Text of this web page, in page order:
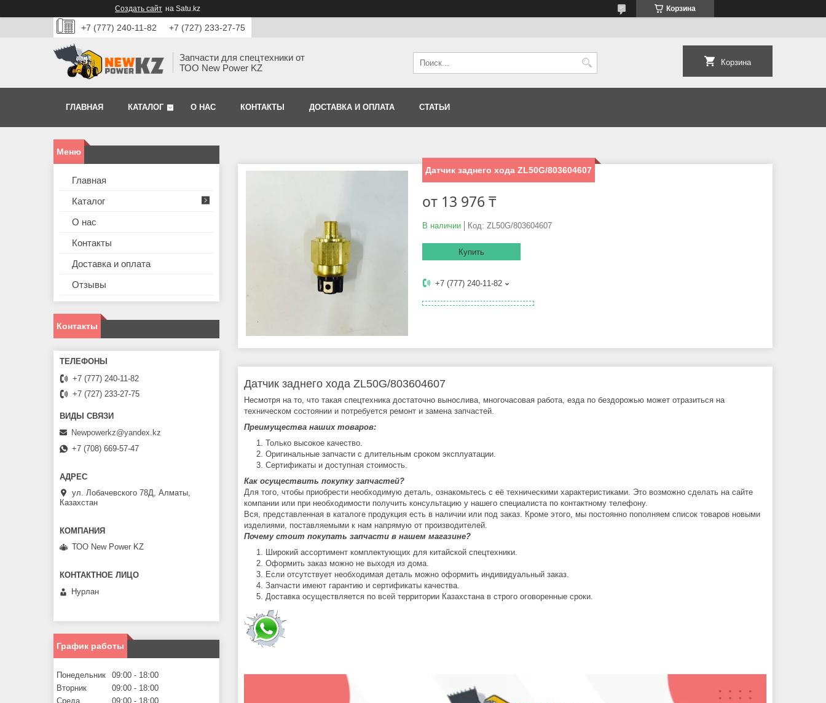
Создать сайт на Satu.kz Корзина
+7 (777) 240-11-82 +7 (727) 233-27-75
Запчасти для спецтехники от
ТОО New Power KZ
Корзина
ГЛАВНАЯ КАТАЛОГ О НАС КОНТАКТЫ ДОСТАВКА И ОПЛАТА СТАТЬИ
Датчик заднего хода ZL50G/803604607
от 13 976 ₸
В наличии Код: ZL50G/803604607
Купить
+7 (777) 240-11-82
Датчик заднего хода ZL50G/803604607
Несмотря на то, что такая спецтехника достаточно вынослива, многочасовая работа, езда по бездорожью может отразиться на
техническом состоянии и потребуется ремонт и замена запчастей.
Преимущества наших товаров:
Только высокое качество.
Оригинальные запчасти с длительным сроком эксплуатации.
Сертификаты и доступная стоимость.
Как осуществить покупку запчастей?
Для того, чтобы приобрести необходимую деталь, ознакомьтесь с её техническими характеристиками. Это возможно сделать на сайте
компании или при необходимости получить консультацию у нашего специалиста по контактному телефону.
Вся, представленная в каталоге продукция есть в наличии или под заказ. Кроме этого, мы постоянно пополняем список товаров новыми
изделиями, поставляемыми к нам напрямую от производителей.
Почему стоит покупать запчасти в нашем магазине?
Широкий ассортимент комплектующих для китайской спецтехники.
Оформить заказ можно не выходя из дома.
Если отсутствует необходимая деталь можно оформить индивидуальный заказ.
Запчасти имеют гарантию и сертификаты качества.
Доставка осуществляется по всей территории Казахстана в строго оговоренные сроки.
Главная
Каталог
О нас
Контакты
Доставка и оплата
Отзывы
Контакты
+7 (777) 240-11-82
+7 (727) 233-27-75
Newpowerkz@yandex.kz
+7 (708) 669-57-47
ул. Лобачевского 78Д, Алматы,
Казахстан
ТОО New Power KZ
Нурлан
График работы
Понедельник 09:00
18:00
Вторник
09:00
18:00
Среда
09:00
18:00